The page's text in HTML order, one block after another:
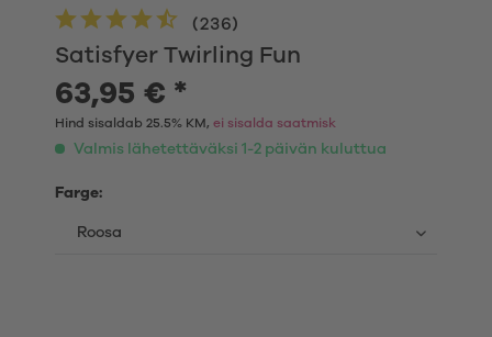
Satisfyer Twirling Fun
(236)
63,95 € *
Hind sisaldab 25.5% KM, ei sisalda saatmisk
Valmis lähetettäväksi 1-2 päivän kuluttua
Farge: